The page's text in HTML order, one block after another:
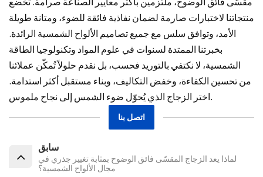
منتجاتنا لاختبارات صارمة لضمان نفاذية فائقة للضوء، ومتانة طويلة
الأمد، وتوافق سلس مع جميع تصاميم الألواح الشمسية الرائدة.
بخبرتنا الممتدة لسنوات في علوم المواد وتكنولوجيا الطاقة
الشمسية، لا نكتفي بالتوريد فحسب، بل نقدم حلولاً تُمكّن عملائنا
من تحسين الكفاءة، وخفض التكاليف، وبناء مستقبل أكثر استدامة.
اختر الزجاج الذي يُحوّل ضوء الشمس إلى نجاح ملموس.
اتصل بنا
سابق
لماذا يعد الزجاج المقسّى فائق الوضوح بمثابة تغيير جذري في
مجال الألواح الشمسية؟